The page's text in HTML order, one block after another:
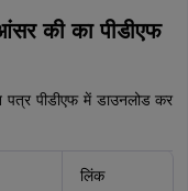
की का पीडीएफ
पत्र पीडीएफ में डाउनलोड कर
लिंक